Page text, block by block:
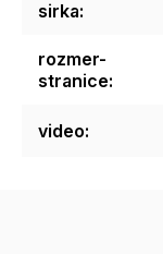
sirka:
rozmer-
stranice:
video: